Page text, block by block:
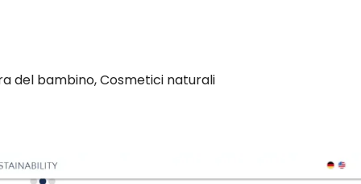
del bambino, Cosmetici naturali